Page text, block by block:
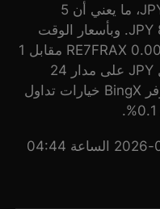
تبديل 1 RE7FRAX إلى 164.26 JPY، ما يعني أن 5
RE7FRAX تساوي حوالي 821.30 JPY. وبأسعار الوقت
الفعلي، يُمكن شراء ما يقارب 0.0060 RE7FRAX مقابل 1
JPY. شهد سعر RE7FRAX مقابل JPY على مدار 24
ساعة انخفاض بنسبة -0.33%. توفر BingX خيارات تداول
آخر تحديث اعتباراً من 07-08-2026 الساعة 04:44